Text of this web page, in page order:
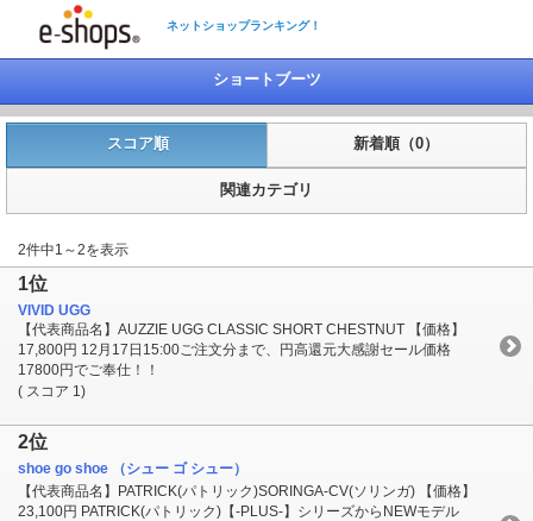
ネットショップランキング！
ショートブーツ
スコア順 新着順（0）
関連カテゴリ
2件中1～2を表示
1位
VIVID UGG
【代表商品名】AUZZIE UGG CLASSIC SHORT CHESTNUT 【価格】
17,800円 12月17日15:00ご注文分まで、円高還元大感謝セール価格
17800円でご奉仕！！
( スコア 1)
2位
shoe go shoe （シュー ゴ シュー）
【代表商品名】PATRICK(パトリック)SORINGA-CV(ソリンガ) 【価格】
23,100円 PATRICK(パトリック)【-PLUS-】シリーズからNEWモデル